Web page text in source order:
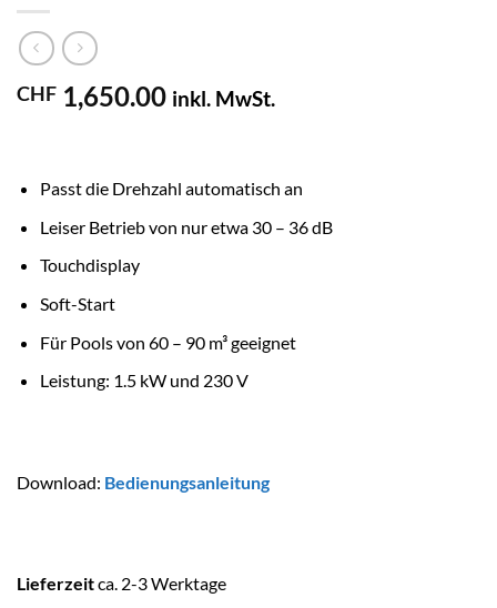
CHF 1,650.00 inkl. MwSt.
Passt die Drehzahl automatisch an
Leiser Betrieb von nur etwa 30 – 36 dB
Touchdisplay
Soft-Start
Für Pools von 60 – 90 m³ geeignet
Leistung: 1.5 kW und 230 V
Download: Bedienungsanleitung
Lieferzeitca. 2-3 Werktage